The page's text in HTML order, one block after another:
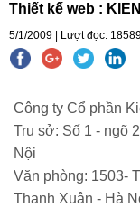
Thiết kế web :
5/1/2009 | Lượt đọc:
Công ty Cổ phần
Trụ sở: Số 1 - ngõ
Nội
Văn phòng: 1503-
Thanh